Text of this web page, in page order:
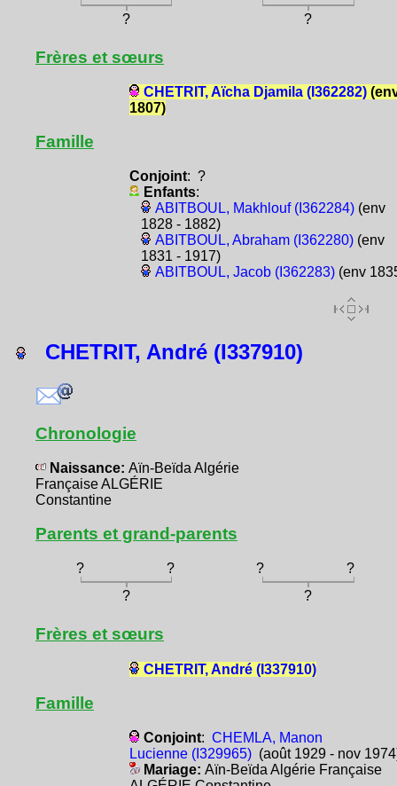
?
?
Frères et sœurs
CHETRIT, Aïcha Djamila (I362282)
1807)
Famille
Conjoint: ?
Enfants:
ABITBOUL, Makhlouf (I362284)(env
1828 - 1882)
ABITBOUL, Abraham (I362280)(env
1831 - 1917)
ABITBOUL, Jacob (I362283)(env
CHETRIT, André (I337910)
Chronologie
Naissance: Aïn-Beïda Algérie
Française ALGÉRIE
Constantine
Parents et grand-parents
? ? ?
?
?
?
Frères et sœurs
CHETRIT, André (I337910)
Famille
Conjoint: CHEMLA, Manon
Lucienne (I329965)(août 1929 - nov
Mariage: Aïn-Beïda Algérie Française